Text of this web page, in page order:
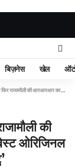
बिज़नेस खेल
का जलवा कायम, बेस्ट ओरिजिनल सॉन्ग के लिए प्ले हुआ ‘नाटु-नाटु’
की
ओरिजिनल